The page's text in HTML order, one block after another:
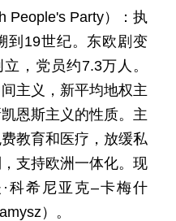
People's Party）：执
到19世纪。东欧剧变
，党员约7.3万人。
主义，新平均地权主
恩斯主义的性质。主
教育和医疗，放缓私
支持欧洲一体化。现
科希尼亚克–卡梅什
）。